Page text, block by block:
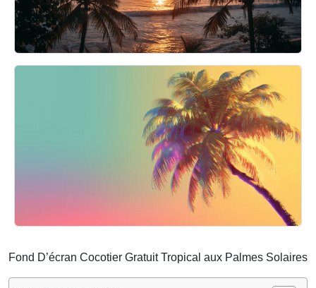
Fond D’écran Cocotier Gratuit Tropical aux Palmes Solaires